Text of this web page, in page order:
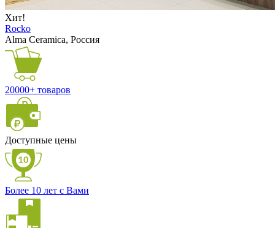
Хит!
Rocko
Alma Ceramica, Россия
20000+ товаров
Доступные цены
Более 10 лет с Вами